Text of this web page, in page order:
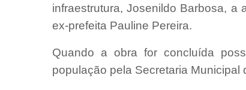
infraestrutura, Josenildo Barbosa, a
ex-prefeita Pauline Pereira.
Quando a obra for concluída
população pela Secretaria Municipal